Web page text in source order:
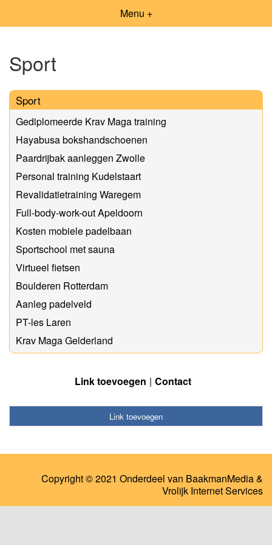
Menu +
Sport
Sport
Gediplomeerde Krav Maga training
Hayabusa bokshandschoenen
Paardrijbak aanleggen Zwolle
Personal training Kudelstaart
Revalidatietraining Waregem
Full-body-work-out Apeldoorn
Kosten mobiele padelbaan
Sportschool met sauna
Virtueel fietsen
Boulderen Rotterdam
Aanleg padelveld
PT-les Laren
Krav Maga Gelderland
Link toevoegen Contact
Link toevoegen
Copyright © 2021 Onderdeel van BaakmanMedia&
Vrolijk Internet Services